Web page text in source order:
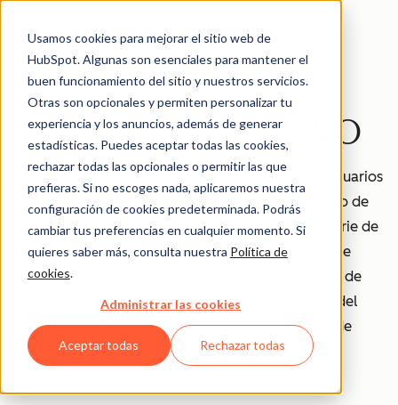
Usamos cookies para mejorar el sitio web de
HubSpot. Algunas son esenciales para mantener el
buen funcionamiento del sitio y nuestros servicios.
Otras son opcionales y permiten personalizar tu
experiencia y los anuncios, además de generar
estadísticas. Puedes aceptar todas las cookies,
rechazar todas las opcionales o permitir las que
prefieras. Si no escoges nada, aplicaremos nuestra
configuración de cookies predeterminada. Podrás
cambiar tus preferencias en cualquier momento. Si
quieres saber más, consulta nuestra Política de
cookies.
Administrar las cookies
Aceptar todas Rechazar todas
Webinarios EN VIVO
Nuestro objetivo principal es ayudar a nuestros usuarios
a crecer mejor con la plataforma de crecimiento de
HubSpot, por eso hemos creado EN VIVO: una serie de
webinarios para clientes de HubSpot donde te
mostramos cómo usar las herramientas claves de
HubSpot, cómo aplicar las mejores prácticas del
inbound y cuáles son las últimas tendencias de
marketing, ventas y servicio al cliente.